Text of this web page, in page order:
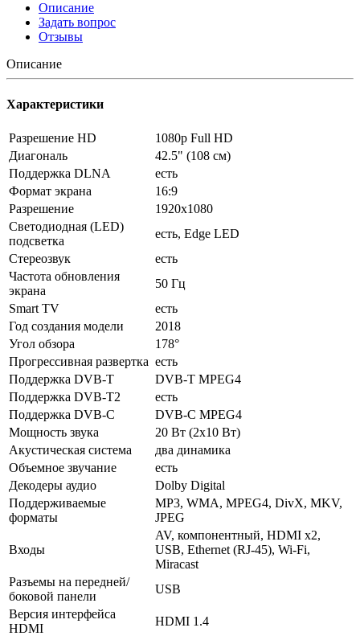
Описание
Задать вопрос
Отзывы
Описание
Характеристики
Разрешение HD
1080p Full HD
Диагональ
42.5" (108 см)
Поддержка DLNA
есть
Формат экрана
16:9
Разрешение
1920x1080
Светодиодная (LED)
подсветка
есть, Edge LED
Стереозвук
есть
Частота обновления
экрана
50 Гц
Smart TV
есть
Год создания модели
2018
Угол обзора
178°
Прогрессивная развертка есть
Поддержка DVB-T
DVB-T MPEG4
Поддержка DVB-T2
есть
Поддержка DVB-C
DVB-C MPEG4
Мощность звука
20 Вт (2х10 Вт)
Акустическая система
два динамика
Объемное звучание
есть
Декодеры аудио
Dolby Digital
Поддерживаемые
форматы
MP3, WMA, MPEG4, DivX, MKV,
JPEG
Входы
AV, компонентный, HDMI x2,
USB, Ethernet (RJ-45), Wi-Fi,
Miracast
Разъемы на передней/
боковой панели
USB
Версия интерфейса
HDMI
HDMI 1.4